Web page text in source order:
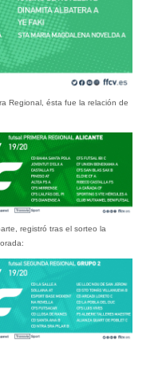
Regional, ésta fue la relación de
registró tras el sorteo la